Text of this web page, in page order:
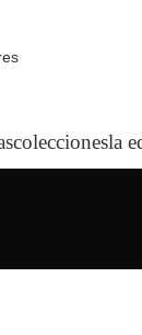
coleccionesla